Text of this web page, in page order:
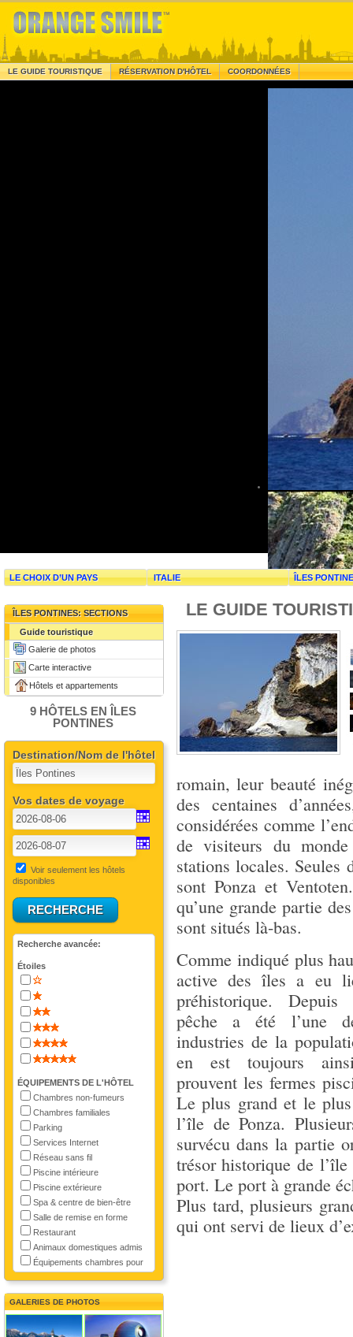
LE GUIDE TOURISTIQUE RÉSERVATION D'HÔTEL COORDONNÉES
LE CHOIX D’UN PAYS ITALIE ÎLES
ÎLES PONTINES: SECTIONS
Guide touristique
Galerie de photos
Carte interactive
Hôtels et appartements
9 HÔTELS EN ÎLES
PONTINES
Destination/Nom de l'hôtel
Vos dates de voyage
Voir seulement les hôtels
disponibles
Recherche avancée:
Étoiles
ÉQUIPEMENTS DE L'HÔTEL
Chambres non-fumeurs
Chambres familiales
Parking
Services Internet
Réseau sans fil
Piscine intérieure
Piscine extérieure
Spa & centre de bien-être
Salle de remise en forme
Restaurant
Animaux domestiques admis
Équipements chambres pour
GALERIES DE PHOTOS
LE GUIDE
romain, leur beauté
des centaines
considérées comme
de visiteurs du
stations locales. Seules
sont Ponza et
qu’une grande partie
sont situés là-bas.
Comme indiqué plus
active des îles a eu
préhistorique. Depuis
pêche a été l’une
industries de la
en est toujours
prouvent les fermes
Le plus grand et le
l’île de Ponza.
survécu dans la partie
trésor historique de
port. Le port à grande
Plus tard, plusieurs
qui ont servi de lieux